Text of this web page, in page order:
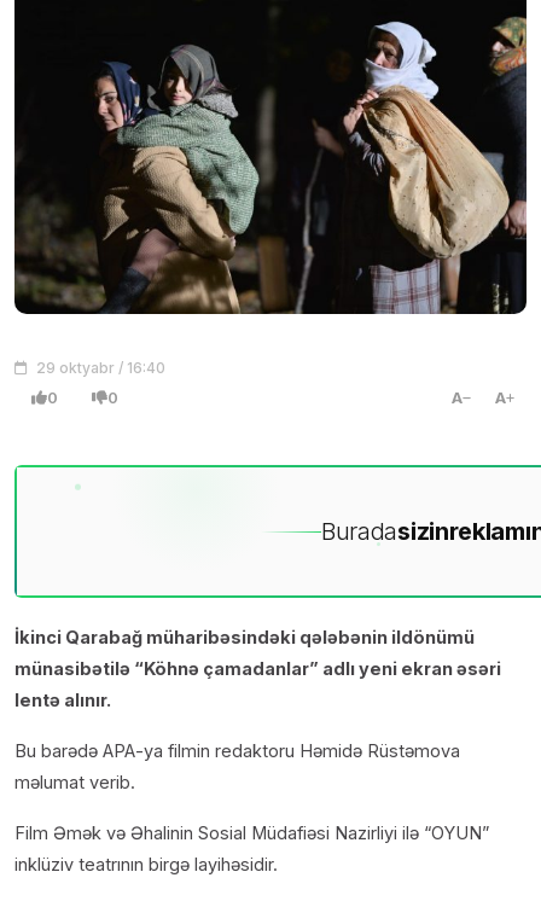
29 oktyabr / 16:40
0 0 A A
Buradasizin
İkinci Qarabağ müharibəsindəki qələbənin ildönümü
münasibətilə “Köhnə çamadanlar” adlı yeni ekran əsəri
lentə alınır.
Bu barədə APA-ya filmin redaktoru Həmidə Rüstəmova
məlumat verib.
Film Əmək və Əhalinin Sosial Müdafiəsi Nazirliyi ilə “OYUN”
inklüziv teatrının birgə layihəsidir.